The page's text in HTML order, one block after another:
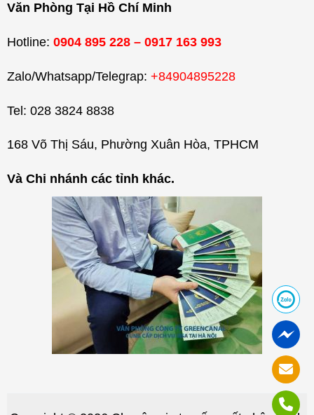
Văn Phòng Tại Hồ Chí Minh
Hotline: 0904 895 228 – 0917 163 993
Zalo/Whatsapp/Telegrap: +84904895228
Tel: 028 3824 8838
168 Võ Thị Sáu, Phường Xuân Hòa, TPHCM
Và Chi nhánh các tỉnh khác.